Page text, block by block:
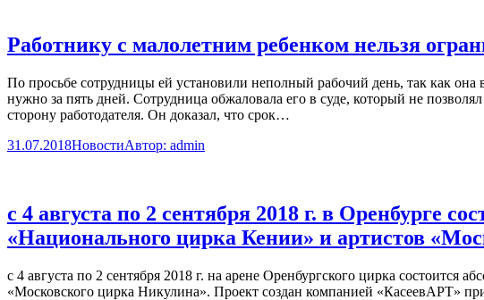
Работнику с малолетним ребенком нельзя
По просьбе сотрудницы ей установили неполный рабочий день, так как она
нужно за пять дней. Сотрудница обжаловала его в суде, который не
сторону работодателя. Он доказал, что срок…
31.07.2018НовостиАвтор: admin
с 4 августа по 2 сентября 2018 г. в Оренбурге
«Национального цирка Кении» и артистов
с 4 августа по 2 сентября 2018 г. на арене Оренбургского цирка
«Московского цирка Никулина». Проект создан компанией «КасеевАРТ»